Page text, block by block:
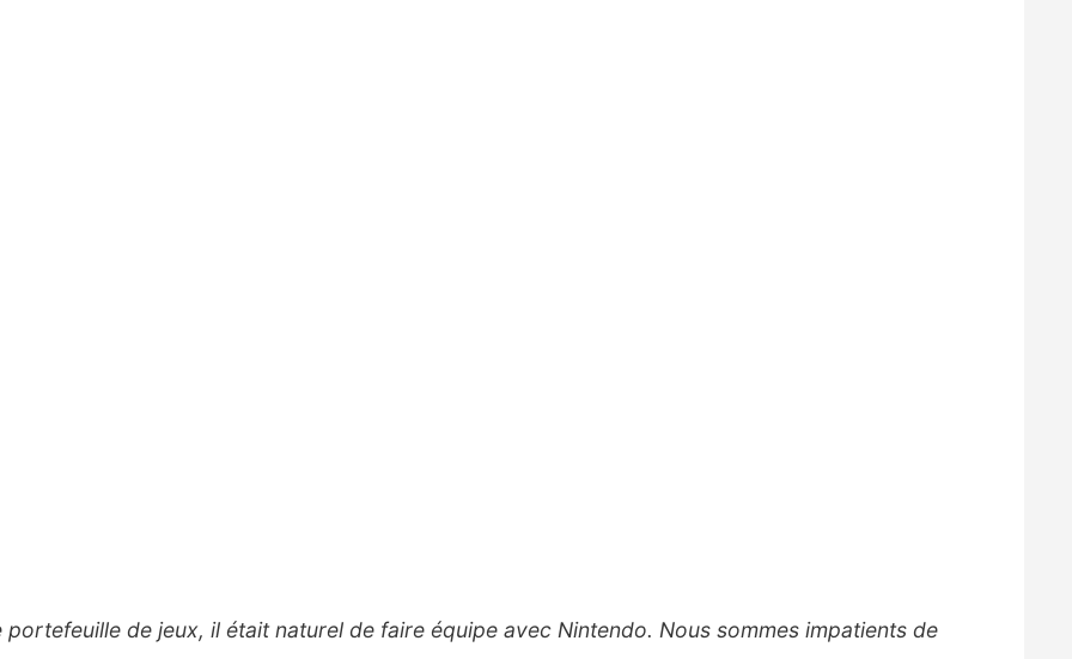
de jeux, il était naturel de faire équipe avec Nintendo. Nous sommes impatients de